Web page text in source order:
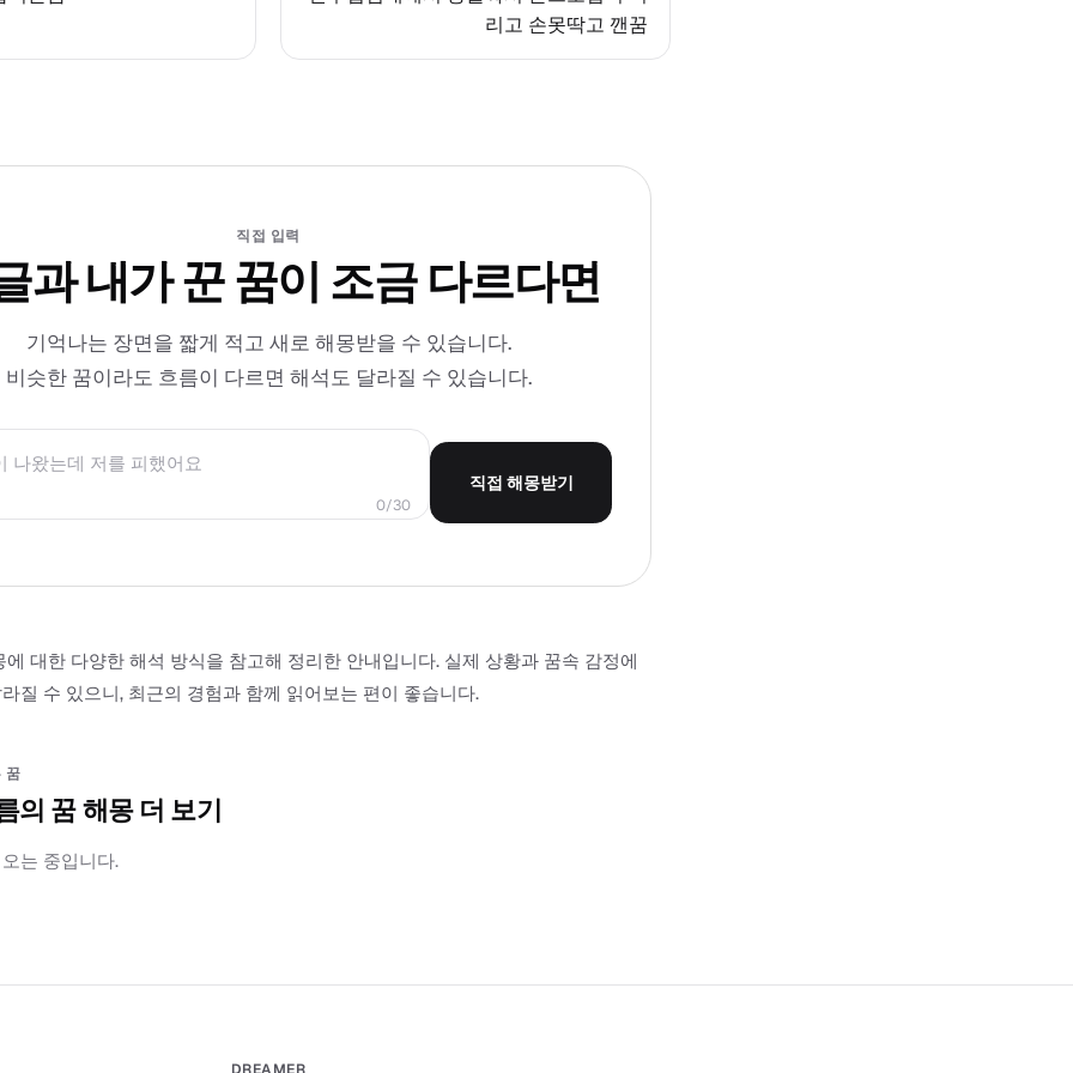
리고 손못딱고 깬꿈
직접 입력
과 내가 꾼 꿈이 조금 다르다면
기억나는 장면을 짧게 적고 새로 해몽받을 수 있습니다.
비슷한 꿈이라도 흐름이 다르면 해석도 달라질 수 있습니다.
0/30
직접 해몽받기
에 대한 다양한 해석 방식을 참고해 정리한 안내입니다. 실제 상황과 꿈속 감정에
질 수 있으니, 최근의 경험과 함께 읽어보는 편이 좋습니다.
꿈
의 꿈 해몽 더 보기
는 중입니다.